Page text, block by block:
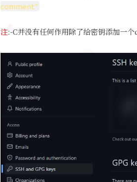
comment"
注:-C并没有任何作用除了给密钥添加一